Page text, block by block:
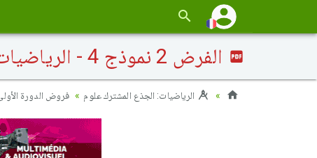
الفرض 2 نموذج 4 - الرياضيات جذع مشترك الدورة الأولى
الرياضيات: الجذع المشترك علوم فروض الدورة الأولى